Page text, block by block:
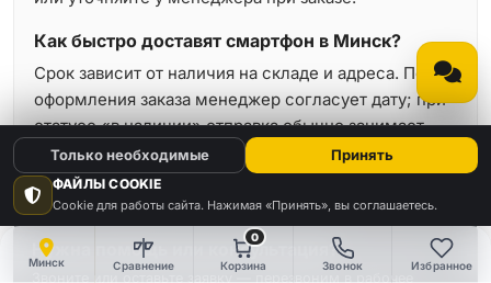
Минск Сравнение
0
Корзина Звонок Избранное
Как быстро доставят смартфон в Минск?
Срок зависит от наличия на складе и адреса. После
оформления заказа менеджер согласует дату; при
статусе «в наличии» отправка обычно занимает
минимальное время.
Нужна помощь или консультация?
ФАЙЛЫ COOKIE
Cookie для работы сайта. Нажимая «Принять», вы соглашаетесь.
Только необходимые Принять